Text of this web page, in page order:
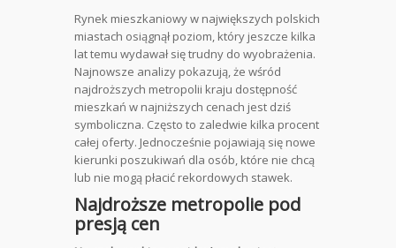
Rynek mieszkaniowy w największych polskich
miastach osiągnął poziom, który jeszcze kilka
lat temu wydawał się trudny do wyobrażenia.
Najnowsze analizy pokazują, że wśród
najdroższych metropolii kraju dostępność
mieszkań w najniższych cenach jest dziś
symboliczna. Często to zaledwie kilka procent
całej oferty. Jednocześnie pojawiają się nowe
kierunki poszukiwań dla osób, które nie chcą
lub nie mogą płacić rekordowych stawek.
Najdroższe metropolie pod
presją cen